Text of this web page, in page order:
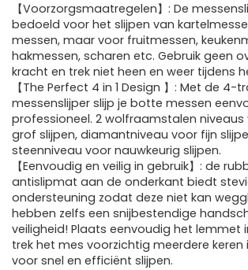
【Voorzorgsmaatregelen】: De
bedoeld voor het slijpen van
messen, maar voor fruitmessen,
hakmessen, scharen etc. Gebruik geen
kracht en trek niet heen en weer tijdens
【The Perfect 4 in 1 Design 】: Met de 4-
messenslijper slijp je botte messen
professioneel. 2 wolfraamstalen niveaus
grof slijpen, diamantniveau voor fijn
steenniveau voor nauwkeurig slijpen.
【Eenvoudig en veilig in gebruik】: de
antislipmat aan de onderkant biedt
ondersteuning zodat deze niet kan
hebben zelfs een snijbestendige
veiligheid! Plaats eenvoudig het lemmet
trek het mes voorzichtig meerdere keren
voor snel en efficiënt slijpen.